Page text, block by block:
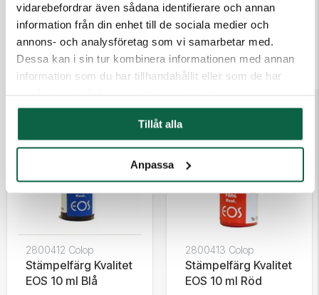
vidarebefordrar även sådana identifierare och annan
information från din enhet till de sociala medier och
annons- och analysföretag som vi samarbetar med.
Dessa kan i sin tur kombinera informationen med annan
information som du har tillhandahållit eller som de har
Tillåt alla
Anpassa
2800006 Noris-Color GMBH
Röd Stämpelfärg
Kvalitet S 10ml
120,00 kr
2800002 Noris-Color GMBH
Blå Stämpelfärg Kvalitet
S 10ml
120,00 kr
2800412 Colop
Stämpelfärg Kvalitet
EOS 10 ml Blå
2800413 Colop
Stämpelfärg Kvalitet
EOS 10 ml Röd